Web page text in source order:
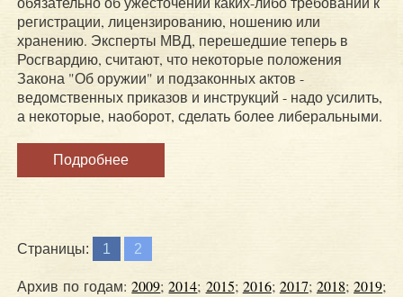
регистрации, лицензированию, ношению или
хранению. Эксперты МВД, перешедшие теперь в
Росгвардию, считают, что некоторые положения
Закона "Об оружии" и подзаконных актов -
ведомственных приказов и инструкций - надо усилить,
а некоторые, наоборот, сделать более либеральными.
Подробнее
Страницы: 1 2
Архив по годам:2009;2014; 2015; 2016; 2017; 2018;2019;